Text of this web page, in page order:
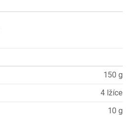
150 g
4 lžíce
10 g